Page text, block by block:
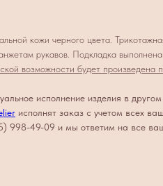
кожи черного цвета.
рукавов. Подкладка выполнена
возможности будет произведена
исполнение изделия в
исполнят заказ с учетом всех
998-49-09 и мы ответим на все